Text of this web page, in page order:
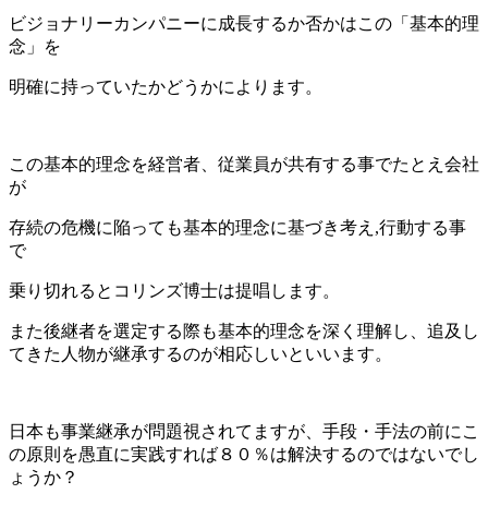
ビジョナリーカンパニーに成長するか否かはこの「基本的理
念」を
明確に持っていたかどうかによります。
この基本的理念を経営者、従業員が共有する事でたとえ会社
が
存続の危機に陥っても基本的理念に基づき考え,行動する事
で
乗り切れるとコリンズ博士は提唱します。
また後継者を選定する際も基本的理念を深く理解し、追及し
てきた人物が継承するのが相応しいといいます。
日本も事業継承が問題視されてますが、手段・手法の前にこ
の原則を愚直に実践すれば８０％は解決するのではないでし
ょうか？